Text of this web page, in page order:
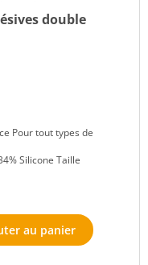
double
Pour tout types de
Silicone Taille
au panier